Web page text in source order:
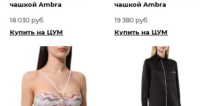
чашкой Ambra
18 030 руб.
Купить на ЦУМ
чашкой Ambra
19 380 руб.
Купить на ЦУМ